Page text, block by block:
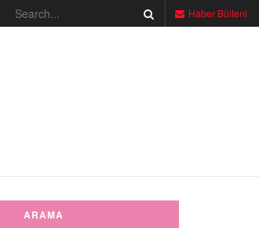
Haber Bülteni
ARAMA